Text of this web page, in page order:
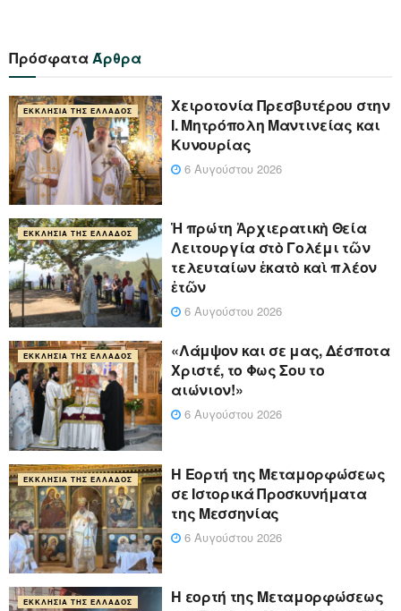
ΠρόσφαταΆρθρα
ΕΚΚΛΗΣΊΑ ΤΗΣ ΕΛΛΆΔΟΣ
Xειροτονία Πρεσβυτέρου στην
Ι. Μητρόπολη Μαντινείας και
Κυνουρίας
6 Αυγούστου 2026
ΕΚΚΛΗΣΊΑ ΤΗΣ ΕΛΛΆΔΟΣ
Ἡ πρώτη Ἀρχιερατικὴ Θεία
Λειτουργία στὸ Γολέμι τῶν
τελευταίων ἑκατὸ καὶ πλέον
ἐτῶν
6 Αυγούστου 2026
ΕΚΚΛΗΣΊΑ ΤΗΣ ΕΛΛΆΔΟΣ
«Λάμψον και σε μας, Δέσποτα
Χριστέ, το Φως Σου το
αιώνιον!»
6 Αυγούστου 2026
ΕΚΚΛΗΣΊΑ ΤΗΣ ΕΛΛΆΔΟΣ
Η Εορτή της Μεταμορφώσεως
σε Ιστορικά Προσκυνήματα
της Μεσσηνίας
6 Αυγούστου 2026
ΕΚΚΛΗΣΊΑ ΤΗΣ ΕΛΛΆΔΟΣ
Η εορτή της Μεταμορφώσεως